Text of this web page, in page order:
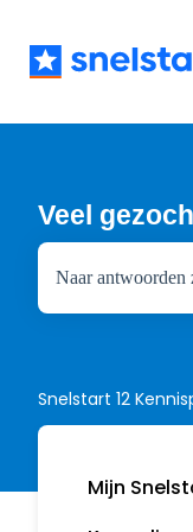
Veel
Snelstart 12
Mijn